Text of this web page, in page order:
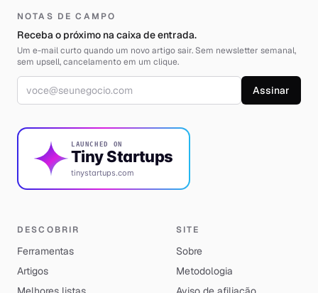
NOTAS DE CAMPO
Receba o próximo na caixa de entrada.
Um e-mail curto quando um novo artigo sair. Sem newsletter semanal,
sem upsell, cancelamento em um clique.
Endereço de e-mail Assinar
LAUNCHED ON
Tiny Startups
tinystartups.com
DESCOBRIR
Ferramentas
Artigos
SITE
Sobre
Metodologia